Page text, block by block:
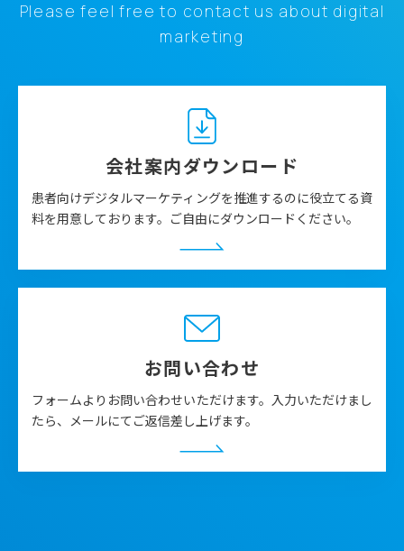
Please feel free to contact us about digital
marketing
会社案内ダウンロード
患者向けデジタルマーケティングを推進するのに役立てる資
料を用意しております。ご自由にダウンロードください。
お問い合わせ
フォームよりお問い合わせいただけます。入力いただけまし
たら、メールにてご返信差し上げます。